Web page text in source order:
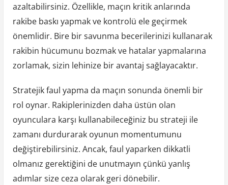
azaltabilirsiniz. Özellikle, maçın kritik anlarında
rakibe baskı yapmak ve kontrolü ele geçirmek
önemlidir. Bire bir savunma becerilerinizi kullanarak
rakibin hücumunu bozmak ve hatalar yapmalarına
zorlamak, sizin lehinize bir avantaj sağlayacaktır.
Stratejik faul yapma da maçın sonunda önemli bir
rol oynar. Rakiplerinizden daha üstün olan
oyunculara karşı kullanabileceğiniz bu strateji ile
zamanı durdurarak oyunun momentumunu
değiştirebilirsiniz. Ancak, faul yaparken dikkatli
olmanız gerektiğini de unutmayın çünkü yanlış
adımlar size ceza olarak geri dönebilir.